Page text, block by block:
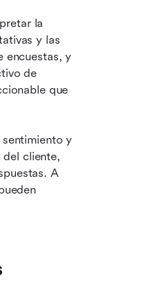
la
y las
encuestas, y
de
que
sentimiento y
del cliente,
A